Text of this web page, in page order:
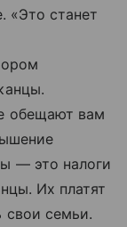
«Это станет
обещают вам
— это налоги
Их платят
свои семьи.